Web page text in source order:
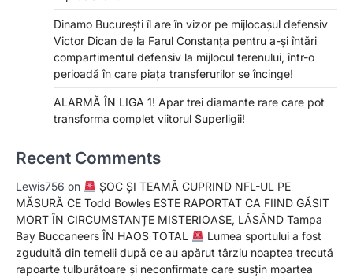
Dinamo București îl are în vizor pe mijlocașul defensiv
Victor Dican de la Farul Constanța pentru a-și întări
compartimentul defensiv la mijlocul terenului, într-o
perioadă în care piața transferurilor se încinge!
ALARMĂ ÎN LIGA 1! Apar trei diamante rare care pot
transforma complet viitorul Superligii!
Recent Comments
Lewis756 on
ȘOC ȘI TEAMĂ CUPRIND NFL-UL PE
MĂSURĂ CE Todd Bowles ESTE RAPORTAT CA FIIND GĂSIT
MORT ÎN CIRCUMSTANȚE MISTERIOASE, LĂSÂND Tampa
Bay Buccaneers ÎN HAOS TOTAL
Lumea sportului a fost
zguduită din temelii după ce au apărut târziu noaptea trecută
rapoarte tulburătoare și neconfirmate care susțin moartea